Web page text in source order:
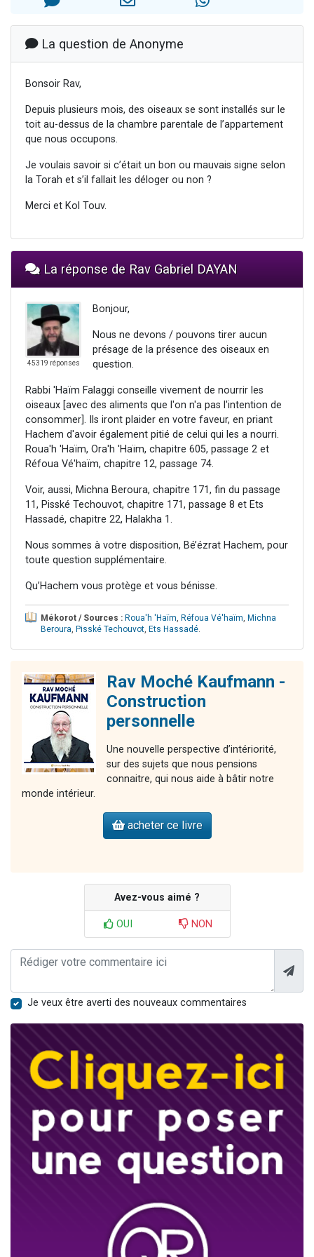
La question de Anonyme
Bonsoir Rav,
Depuis plusieurs mois, des oiseaux se sont installés sur le
toit au-dessus de la chambre parentale de l’appartement
que nous occupons.
Je voulais savoir si c’était un bon ou mauvais signe selon
la Torah et s’il fallait les déloger ou non ?
Merci et Kol Touv.
La réponse de Rav Gabriel DAYAN
45319 réponses
Bonjour,
Nous ne devons / pouvons tirer aucun
présage de la présence des oiseaux en
question.
Rabbi 'Haïm Falaggi conseille vivement de nourrir les
oiseaux [avec des aliments que l'on n'a pas l'intention de
consommer]. Ils iront plaider en votre faveur, en priant
Hachem d'avoir également pitié de celui qui les a nourri.
Roua'h 'Haïm, Ora'h 'Haïm, chapitre 605, passage 2 et
Réfoua Vé'haïm, chapitre 12, passage 74.
Voir, aussi, Michna Beroura, chapitre 171, fin du passage
11, Pisské Techouvot, chapitre 171, passage 8 et Ets
Hassadé, chapitre 22, Halakha 1.
Nous sommes à votre disposition, Bé’ézrat Hachem, pour
toute question supplémentaire.
Qu’Hachem vous protège et vous bénisse.
Mékorot / Sources : Roua'h 'Haïm, Réfoua Vé'haïm, Michna
Beroura, Pisské Techouvot, Ets Hassadé.
Rav Moché Kaufmann -
Construction
personnelle
Une nouvelle perspective d’intériorité,
sur des sujets que nous pensions
connaitre, qui nous aide à bâtir notre
monde intérieur.
acheter ce livre
Avez-vous aimé ?
OUI NON
Je veux être averti des nouveaux commentaires